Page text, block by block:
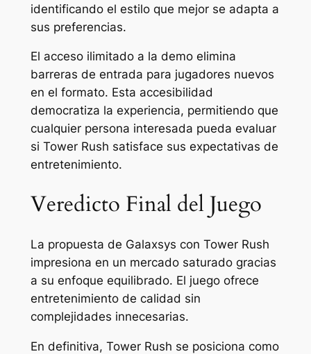
identificando el estilo que mejor se adapta a
sus preferencias.
El acceso ilimitado a la demo elimina
barreras de entrada para jugadores nuevos
en el formato. Esta accesibilidad
democratiza la experiencia, permitiendo que
cualquier persona interesada pueda evaluar
si Tower Rush satisface sus expectativas de
entretenimiento.
Veredicto Final del Juego
La propuesta de Galaxsys con Tower Rush
impresiona en un mercado saturado gracias
a su enfoque equilibrado. El juego ofrece
entretenimiento de calidad sin
complejidades innecesarias.
En definitiva, Tower Rush se posiciona como